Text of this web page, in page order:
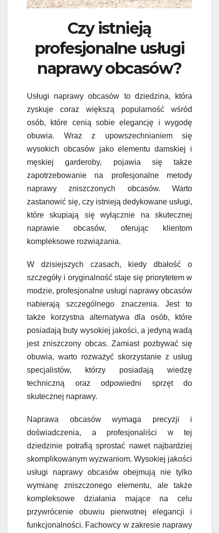
Czy istnieją
profesjonalne usługi
naprawy obcasów?
Usługi naprawy obcasów to dziedzina, która
zyskuje coraz większą popularność wśród
osób, które cenią sobie elegancję i wygodę
obuwia. Wraz z upowszechnianiem się
wysokich obcasów jako elementu damskiej i
męskiej garderoby, pojawia się także
zapotrzebowanie na profesjonalne metody
naprawy zniszczonych obcasów. Warto
zastanowić się, czy istnieją dedykowane usługi,
które skupiają się wyłącznie na skutecznej
naprawie obcasów, oferując klientom
kompleksowe rozwiązania.
W dzisiejszych czasach, kiedy dbałość o
szczegóły i oryginalność staje się priorytetem w
modzie, profesjonalne usługi naprawy obcasów
nabierają szczególnego znaczenia. Jest to
także korzystna alternatywa dla osób, które
posiadają buty wysokiej jakości, a jedyną wadą
jest zniszczony obcas. Zamiast pozbywać się
obuwia, warto rozważyć skorzystanie z usług
specjalistów, którzy posiadają wiedzę
techniczną oraz odpowiedni sprzęt do
skutecznej naprawy.
Naprawa obcasów wymaga precyzji i
doświadczenia, a profesjonaliści w tej
dziedzinie potrafią sprostać nawet najbardziej
skomplikowanym wyzwaniom. Wysokiej jakości
usługi naprawy obcasów obejmują nie tylko
wymianę zniszczonego elementu, ale także
kompleksowe działania mające na celu
przywrócenie obuwiu pierwotnej elegancji i
funkcjonalności. Fachowcy w zakresie naprawy